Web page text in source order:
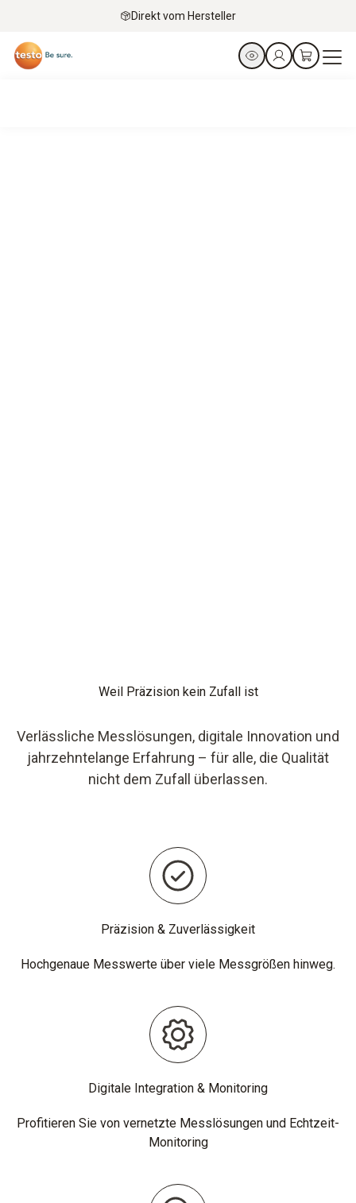
Direkt vom Hersteller
Weil Präzision kein Zufall ist
Verlässliche Messlösungen, digitale Innovation und
jahrzehntelange Erfahrung – für alle, die Qualität
nicht dem Zufall überlassen.
Präzision & Zuverlässigkeit
Hochgenaue Messwerte über viele Messgrößen hinweg.
Digitale Integration & Monitoring
Profitieren Sie von vernetzte Messlösungen und Echtzeit-
Monitoring